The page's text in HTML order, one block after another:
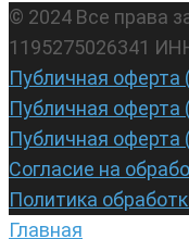
© 2024 Все
1195275026341
Публичная оферта
Публичная оферта
Публичная оферта
Согласие на
Политика
Главная